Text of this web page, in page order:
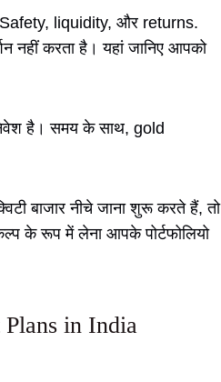
liquidity, और returns.
नहीं करता है। यहां जानिए आपको
है। समय के साथ, gold
बाजार नीचे जाना शुरू करते हैं, तो
के रूप में लेना आपके पोर्टफोलियो
in India